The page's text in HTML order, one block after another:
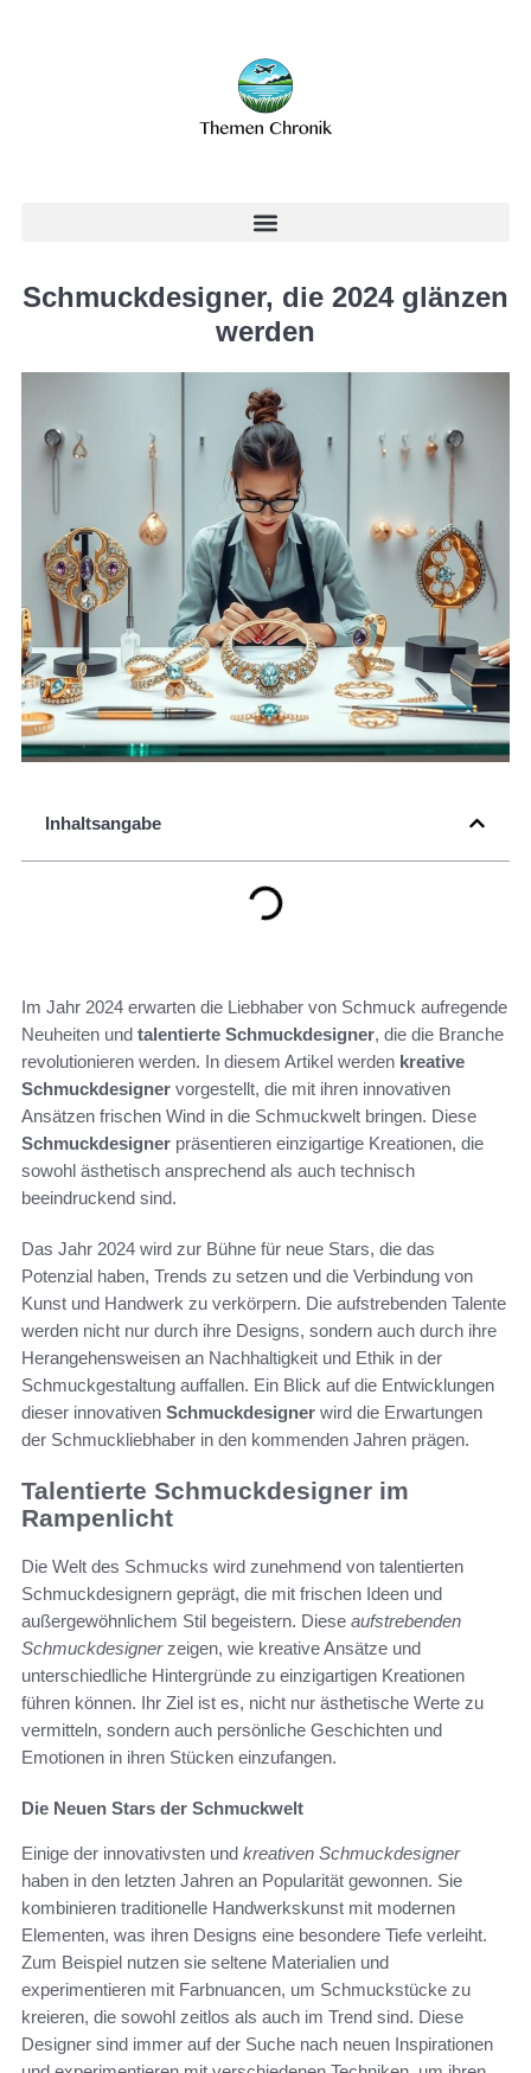
Schmuckdesigner, die 2024 glänzen
werden
Inhaltsangabe
Im Jahr 2024 erwarten die Liebhaber von Schmuck aufregende
Neuheiten und talentierte Schmuckdesigner, die die Branche
revolutionieren werden. In diesem Artikel werden kreative
Schmuckdesigner vorgestellt, die mit ihren innovativen
Ansätzen frischen Wind in die Schmuckwelt bringen. Diese
Schmuckdesigner präsentieren einzigartige Kreationen, die
sowohl ästhetisch ansprechend als auch technisch
beeindruckend sind.
Das Jahr 2024 wird zur Bühne für neue Stars, die das
Potenzial haben, Trends zu setzen und die Verbindung von
Kunst und Handwerk zu verkörpern. Die aufstrebenden Talente
werden nicht nur durch ihre Designs, sondern auch durch ihre
Herangehensweisen an Nachhaltigkeit und Ethik in der
Schmuckgestaltung auffallen. Ein Blick auf die Entwicklungen
dieser innovativen Schmuckdesigner wird die Erwartungen
der Schmuckliebhaber in den kommenden Jahren prägen.
Talentierte Schmuckdesigner im
Rampenlicht
Die Welt des Schmucks wird zunehmend von talentierten
Schmuckdesignern geprägt, die mit frischen Ideen und
außergewöhnlichem Stil begeistern. Diese aufstrebenden
Schmuckdesignerzeigen, wie kreative Ansätze und
unterschiedliche Hintergründe zu einzigartigen Kreationen
führen können. Ihr Ziel ist es, nicht nur ästhetische Werte zu
vermitteln, sondern auch persönliche Geschichten und
Emotionen in ihren Stücken einzufangen.
Die Neuen Stars der Schmuckwelt
Einige der innovativsten und kreativen Schmuckdesigner
haben in den letzten Jahren an Popularität gewonnen. Sie
kombinieren traditionelle Handwerkskunst mit modernen
Elementen, was ihren Designs eine besondere Tiefe verleiht.
Zum Beispiel nutzen sie seltene Materialien und
experimentieren mit Farbnuancen, um Schmuckstücke zu
kreieren, die sowohl zeitlos als auch im Trend sind. Diese
Designer sind immer auf der Suche nach neuen Inspirationen